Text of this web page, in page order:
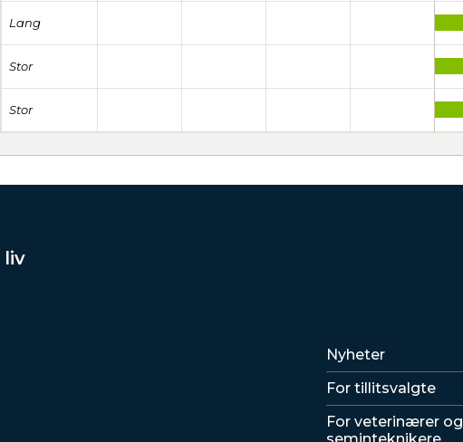
Lang
Stor
Stor
liv
Lenker
Nyheter
For tillitsvalgte
For veterinærer og
seminteknikere